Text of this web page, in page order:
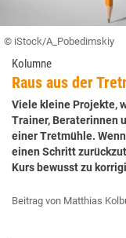
© iStock/A_Pobedimskiy
Kolumne
Raus aus der
Viele kleine Projekte,
Trainer, Beraterinnen
einer Tretmühle.
einen Schritt
Kurs bewusst zu
Beitrag von Matthias